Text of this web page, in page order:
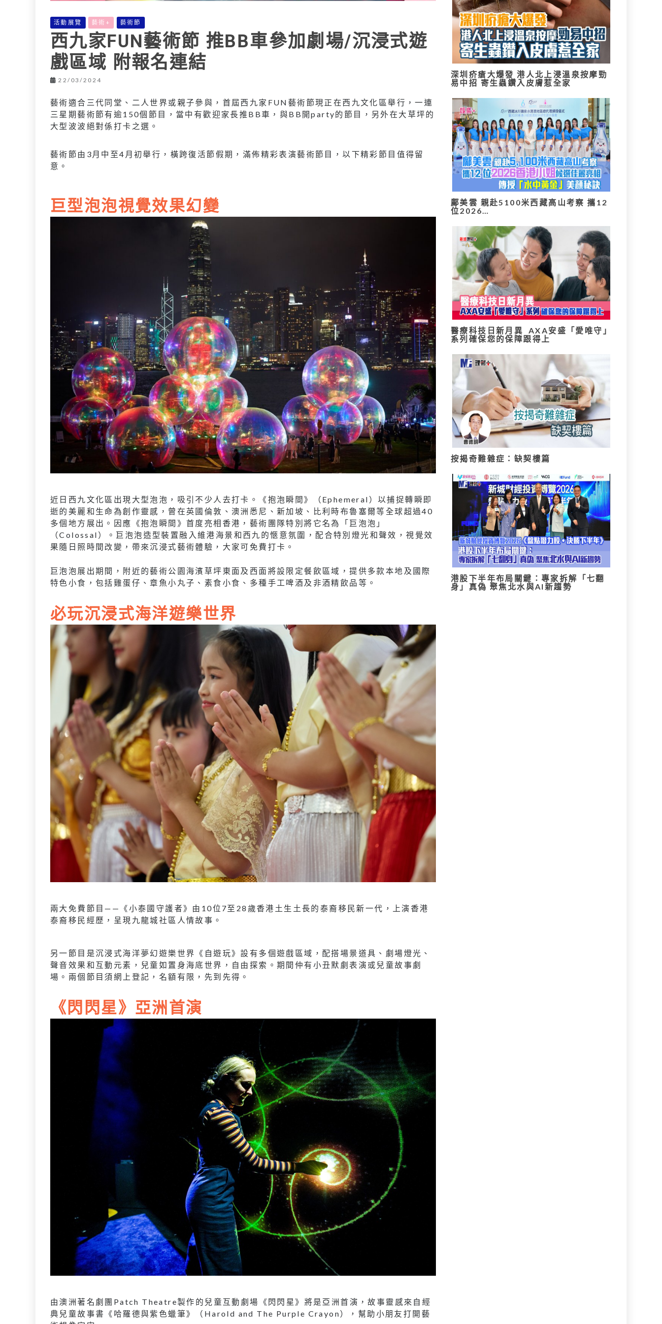
活動展覽 藝術+ 藝術節
西九家FUN藝術節 推BB車參加劇場/沉浸式遊
戲區域 附報名連結
22/03/2024
藝術適合三代同堂、二人世界或親子參與，首屆西九家FUN藝術節現正在西九文化區舉行，一連
三星期藝術節有逾150個節目，當中有歡迎家長推BB車，與BB開party的節目，另外在大草坪的
大型波波絕對係打卡之選。
藝術節由3月中至4月初舉行，橫跨復活節假期，滿佈精彩表演藝術節目，以下精彩節目值得留
意。
巨型泡泡視覺效果幻變
近日西九文化區出現大型泡泡，吸引不少人去打卡。《抱泡瞬間》（Ephemeral）以捕捉轉瞬即
逝的美麗和生命為創作靈感，曾在英國倫敦、澳洲悉尼、新加坡、比利時布魯塞爾等全球超過40
多個地方展出。因應《抱泡瞬間》首度亮相香港，藝術團隊特別將它名為「巨泡泡」
（Colossal）。巨泡泡造型裝置融入維港海景和西九的愜意氛圍，配合特別燈光和聲效，視覺效
果隨日照時間改變，帶來沉浸式藝術體驗，大家可免費打卡。
巨泡泡展出期間，附近的藝術公園海濱草坪東面及西面將設限定餐飲區域，提供多款本地及國際
特色小食，包括雞蛋仔、章魚小丸子、素食小食、多種手工啤酒及非酒精飲品等。
必玩沉浸式海洋遊樂世界
兩大免費節目——《小泰國守護者》由10位7至28歲香港土生土長的泰裔移民新一代，上演香港
泰裔移民經歷，呈現九龍城社區人情故事。
另一節目是沉浸式海洋夢幻遊樂世界《自遊玩》設有多個遊戲區域，配搭場景道具、劇場燈光、
聲音效果和互動元素，兒童如置身海底世界，自由探索。期間仲有小丑默劇表演或兒童故事劇
場。兩個節目須網上登記，名額有限，先到先得。
《閃閃星》亞洲首演
由澳洲著名劇團Patch Theatre製作的兒童互動劇場《閃閃星》將是亞洲首演，故事靈感來自經
典兒童故事書《哈羅德與紫色蠟筆》（Harold and The Purple Crayon），幫助小朋友打開藝
深圳疥瘡大爆發 港人北上浸溫泉按摩勁
易中招 寄生蟲鑽入皮膚惹全家
鄺美雲 親赴5100米西藏高山考察 攜12
位2026…
醫療科技日新月異 AXA安盛「愛唯守」
系列確保您的保障跟得上
按揭奇難雜症：缺契樓篇
港股下半年布局關鍵：專家拆解「七翻
身」真偽 聚焦北水與AI新趨勢